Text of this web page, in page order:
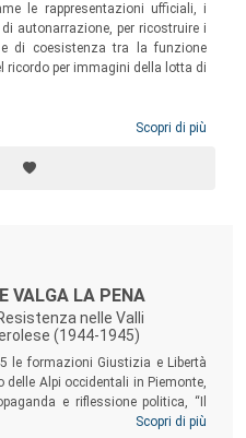
le rappresentazioni ufficiali, i
autonarrazione, per ricostruire i
di coesistenza tra la funzione
ricordo per immagini della lotta di
Scopri di più
VALGA LA PENA
nelle Valli
(1944-1945)
le formazioni Giustizia e Libertà
Alpi occidentali in Piemonte,
e riflessione politica, “Il
e progressista”, risultato di
Scopri di più